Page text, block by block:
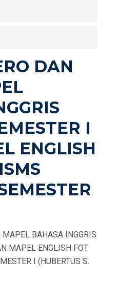
DAN
I
ENGLISH
MAPEL BAHASA INGGRIS
MAPEL ENGLISH FOT
I (HUBERTUS S.